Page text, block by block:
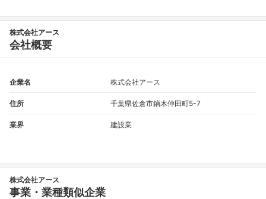
株式会社アース
会社概要
企業名 株式会社アース
住所 千葉県佐倉市鏑木仲田町5-7
業界 建設業
株式会社アース
事業・業種類似企業